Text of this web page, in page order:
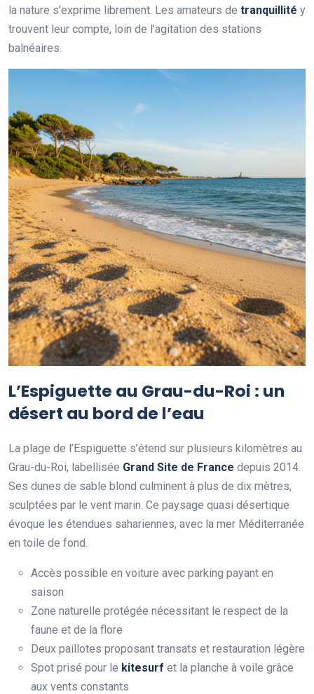
la nature s’exprime librement. Les amateurs de tranquillité y
trouvent leur compte, loin de l’agitation des stations
balnéaires.
L’Espiguette au Grau-du-Roi : un
désert au bord de l’eau
La plage de l’Espiguette s’étend sur plusieurs kilomètres au
Grau-du-Roi, labellisée Grand Site de France depuis 2014.
Ses dunes de sable blond culminent à plus de dix mètres,
sculptées par le vent marin. Ce paysage quasi désertique
évoque les étendues sahariennes, avec la mer Méditerranée
en toile de fond.
Accès possible en voiture avec parking payant en
saison
Zone naturelle protégée nécessitant le respect de la
faune et de la flore
Deux paillotes proposant transats et restauration légère
Spot prisé pour le kitesurf et la planche à voile grâce
aux vents constants